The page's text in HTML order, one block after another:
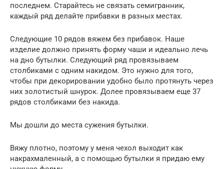
последнем. Старайтесь не связать семигранник,
каждый ряд делайте прибавки в разных местах.
Следующие 10 рядов вяжем без прибавок. Наше
изделие должно принять форму чаши и идеально лечь
на дно бутылки. Следующий ряд провязываем
столбиками с одним накидом. Это нужно для того,
чтобы при декорировании удобно было протянуть через
них золотистый шнурок. Долее провязываем еще 37
рядов столбиками без накида.
Мы дошли до места сужения бутылки.
Вяжу плотно, поэтому у меня чехол выходит как
накрахмаленный, а с помощью бутылки я придаю ему